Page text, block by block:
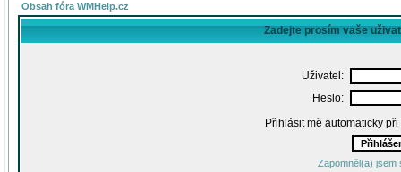
Obsah fóra WMHelp.cz
Zadejte prosím vaše
Uživatel:
Heslo:
Přihlásit mě automaticky
Zapomněl(a) jsem